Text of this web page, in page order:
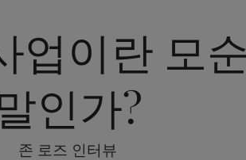
업이란 모
인가?
존 로즈 인터뷰